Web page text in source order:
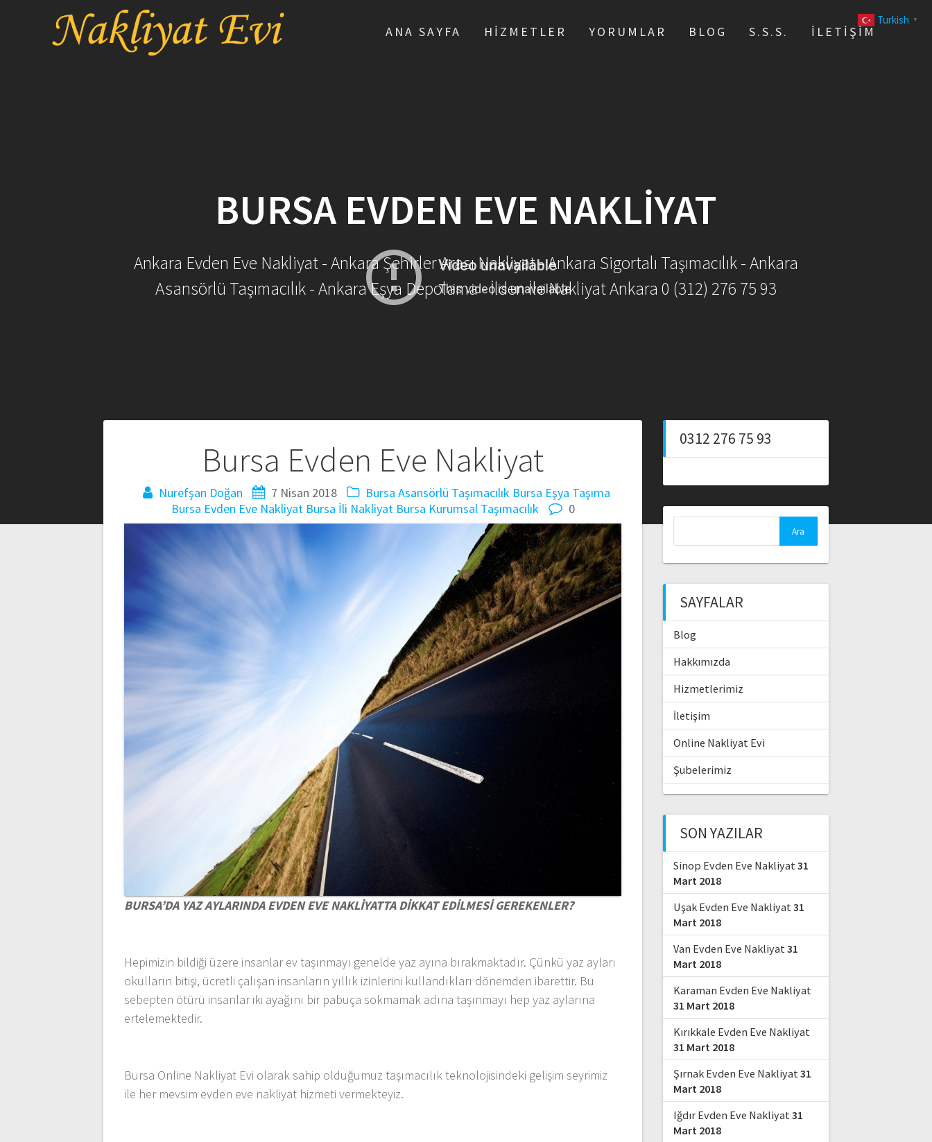
ANA SAYFA HIZMETLER YORUMLAR BLOG S.S.S. İLETIŞIM
BURSA EVDEN EVE NAKLIYAT
Ankara Evden Eve Nakliyat - Ankara Şehirler Arası Nakliyat - Ankara Sigortalı Taşımacılık - Ankara
Asansörlü Taşımacılık - Ankara Eşya Depolama - İlden İle Nakliyat Ankara 0 (312) 276 75 93
Bursa Evden Eve Nakliyat
Nurefşan Doğan 7 Nisan 2018 Bursa Asansörlü Taşımacılık Bursa Eşya Taşıma
Bursa Evden Eve Nakliyat Bursa İli Nakliyat Bursa Kurumsal Taşımacılık 0
BURSA’DA YAZ AYLARINDA EVDEN EVE NAKLİYATTA DİKKAT EDİLMESİ GEREKENLER?
Hepimizin bildiği üzere insanlar ev taşınmayı genelde yaz ayına bırakmaktadır. Çünkü yaz ayları
okulların bitişi, ücretli çalışan insanların yıllık izinlerini kullandıkları dönemden ibarettir. Bu
sebepten ötürü insanlar iki ayağını bir pabuça sokmamak adına taşınmayı hep yaz aylarına
ertelemektedir.
Bursa Online Nakliyat Evi olarak sahip olduğumuz taşımacılık teknolojisindeki gelişim seyrimiz
ile her mevsim evden eve nakliyat hizmeti vermekteyiz.
gezinmesi
0312 276 75 93
SAYFALAR
Blog
Hakkımızda
Hizmetlerimiz
İletişim
Online Nakliyat Evi
Şubelerimiz
SON YAZILAR
Sinop Evden Eve Nakliyat31
Mart 2018
Uşak Evden Eve Nakliyat31
Mart 2018
Van Evden Eve Nakliyat31
Mart 2018
Karaman Evden Eve Nakliyat
31 Mart 2018
Kırıkkale Evden Eve Nakliyat
31 Mart 2018
Şırnak Evden Eve Nakliyat31
Mart 2018
Iğdır Evden Eve Nakliyat31
Mart 2018
Turkish ▼